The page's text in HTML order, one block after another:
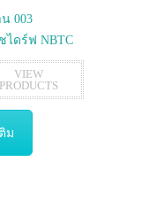
003
ไดร์ฟ NBTC
VIEW
PRODUCTS
ม